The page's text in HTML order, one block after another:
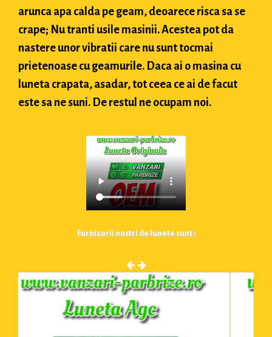
arunca apa calda pe geam, deoarece risca sa se
crape; Nu tranti usile masinii. Acestea pot da
nastere unor vibratii care nu sunt tocmai
prietenoase cu geamurile. Daca ai o masina cu
luneta crapata, asadar, tot ceea ce ai de facut
este sa ne suni. De restul ne ocupam noi.
Furnizorii nostri de lunete sunt :